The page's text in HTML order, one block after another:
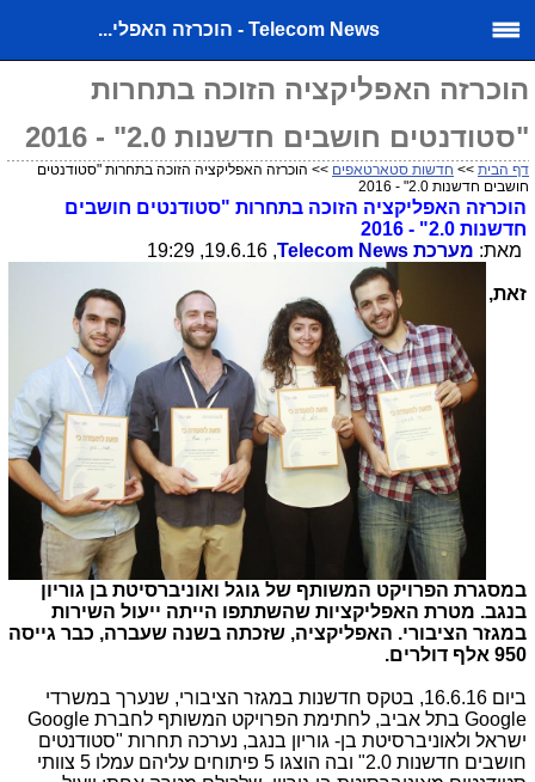
Telecom News - הוכרזה האפלי...
הוכרזה האפליקציה הזוכה בתחרות
"סטודנטים חושבים חדשנות 2.0" - 2016
דף הבית >> חדשות סטארטאפים >> הוכרזה האפליקציה הזוכה בתחרות "סטודנטים
חושבים חדשנות 2.0" - 2016
הוכרזה האפליקציה הזוכה בתחרות "סטודנטים חושבים
חדשנות 2.0" - 2016
מאת: מערכת Telecom News
, 19.6.16, 19:29
זאת,
במסגרת הפרויקט המשותף של גוגל ואוניברסיטת בן גוריון
בנגב. מטרת האפליקציות שהשתתפו הייתה ייעול השירות
במגזר הציבורי. האפליקציה, שזכתה בשנה שעברה, כבר גייסה
950 אלף דולרים.
ביום 16.6.16, בטקס חדשנות במגזר הציבורי, שנערך במשרדי
Google בתל אביב, לחתימת הפרויקט המשותף לחברת Google
ישראל ולאוניברסיטת בן- גוריון בנגב, נערכה תחרות "סטודנטים
חושבים חדשנות 2.0" ובה הוצגו 5 פיתוחים עליהם עמלו 5 צוותי